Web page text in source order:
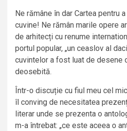
Ne rămâne în dar Cartea pentru
cuvine! Ne rămân marile opere
de arhitecți cu renume
portul popular, „un ceaslov al
cuvintelor a fost luat de desene
deosebită.
Într-o discuție cu fiul meu cel
îl conving de necesitatea
literar unde se prezenta o
m-a întrebat: „ce este aceea o